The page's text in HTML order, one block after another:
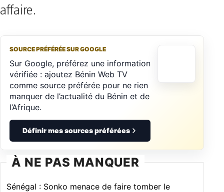
affaire.
SOURCE PRÉFÉRÉE SUR GOOGLE
Sur Google, préférez une information
vérifiée : ajoutez Bénin Web TV
comme source préférée pour ne rien
manquer de l’actualité du Bénin et de
l’Afrique.
Définir mes sources préférées
À NE PAS MANQUER
Sénégal : Sonko menace de faire tomber le